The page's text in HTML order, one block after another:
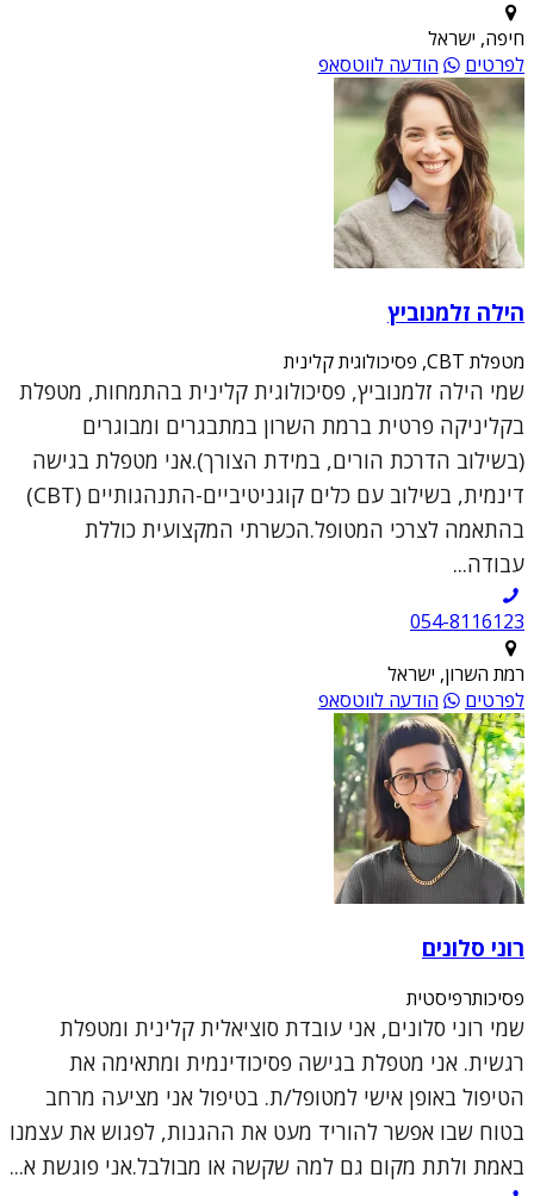
חיפה, ישראל
לפרטים
הודעה לווטסאפ
הילה זלמנוביץ
מטפלת CBT, פסיכולוגית קלינית
שמי הילה זלמנוביץ, פסיכולוגית קלינית בהתמחות, מטפלת
בקליניקה פרטית ברמת השרון במתבגרים ומבוגרים
(בשילוב הדרכת הורים, במידת הצורך).אני מטפלת בגישה
דינמית, בשילוב עם כלים קוגניטיביים-התנהגותיים (CBT)
בהתאמה לצרכי המטופל.הכשרתי המקצועית כוללת
עבודה...
054-8116123
רמת השרון, ישראל
לפרטים
הודעה לווטסאפ
רוני סלונים
פסיכותרפיסטית
שמי רוני סלונים, אני עובדת סוציאלית קלינית ומטפלת
רגשית. אני מטפלת בגישה פסיכודינמית ומתאימה את
הטיפול באופן אישי למטופל/ת. בטיפול אני מציעה מרחב
בטוח שבו אפשר להוריד מעט את ההגנות, לפגוש את עצמנו
באמת ולתת מקום גם למה שקשה או מבולבל.אני פוגשת א...